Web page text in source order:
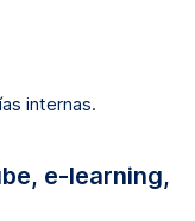
internas.
e-learning,